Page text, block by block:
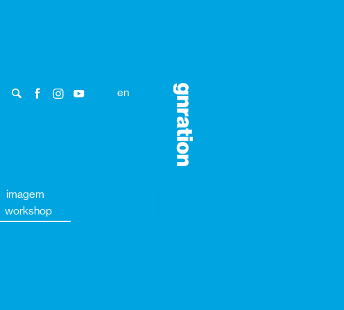
en
imagem
workshop